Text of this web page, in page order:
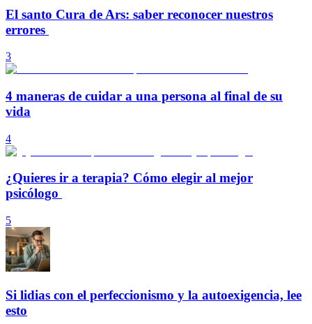
El santo Cura de Ars: saber reconocer nuestros
errores
3
4 maneras de cuidar a una persona al final de su
vida
4
¿Quieres ir a terapia? Cómo elegir al mejor
psicólogo
5
Si lidias con el perfeccionismo y la autoexigencia, lee
esto